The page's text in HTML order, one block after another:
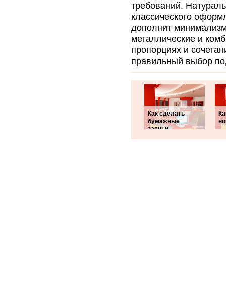
требований.
классического
дополнит
металлические и
пропорциях и
правильный выбор
Как сделать
бумажные
заячьи